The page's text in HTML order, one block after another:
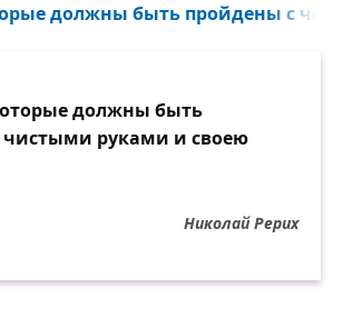
должны быть пройдены с
должны быть
чистыми руками и своею
Николай Рерих